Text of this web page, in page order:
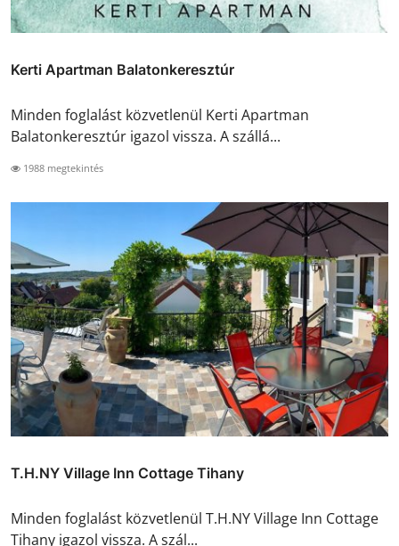
Kerti Apartman Balatonkeresztúr
Minden foglalást közvetlenül Kerti Apartman
Balatonkeresztúr igazol vissza. A szállá...
1988 megtekintés
T.H.NY Village Inn Cottage Tihany
Minden foglalást közvetlenül T.H.NY Village Inn Cottage
Tihany igazol vissza. A szál...